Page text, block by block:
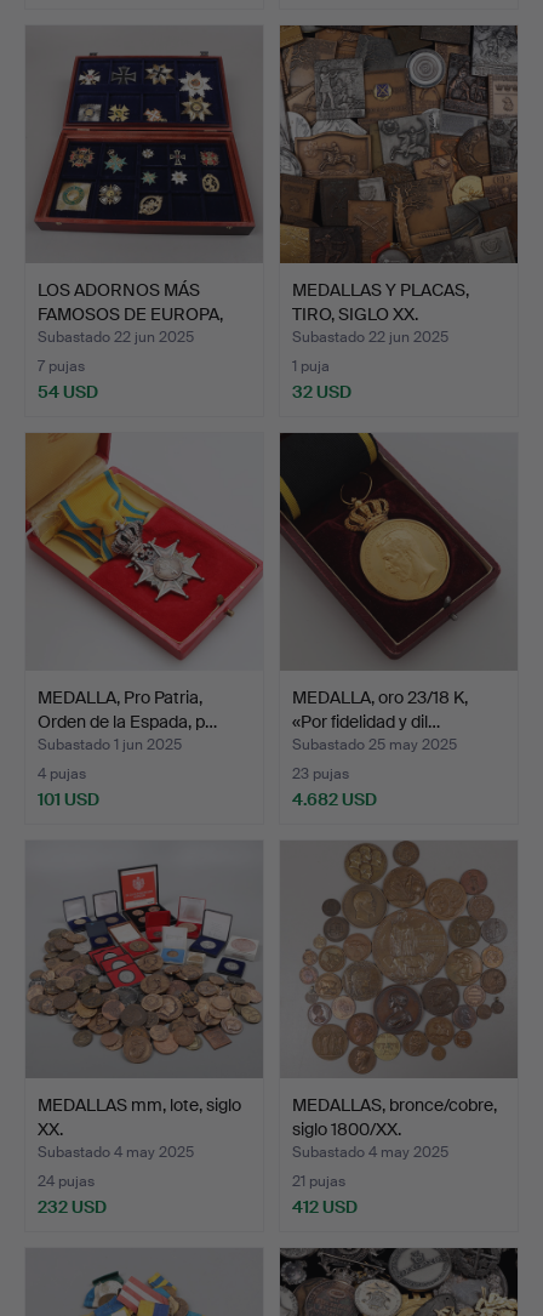
LOS ADORNOS MÁS
FAMOSOS DE EUROPA,
colecci…
Subastado 22 jun 2025
7 pujas
54 USD
MEDALLAS Y PLACAS,
TIRO, SIGLO XX.
Subastado 22 jun 2025
1 puja
32 USD
MEDALLA, Pro Patria,
Orden de la Espada, p…
Subastado 1 jun 2025
4 pujas
101 USD
MEDALLA, oro 23/18 K,
«Por fidelidad y dil…
Subastado 25 may 2025
23 pujas
4.682 USD
MEDALLAS mm, lote, siglo
XX.
Subastado 4 may 2025
24 pujas
232 USD
MEDALLAS, bronce/cobre,
siglo 1800/XX.
Subastado 4 may 2025
21 pujas
412 USD